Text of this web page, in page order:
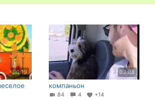
00:19 03:08
компаньон
84 4 +14